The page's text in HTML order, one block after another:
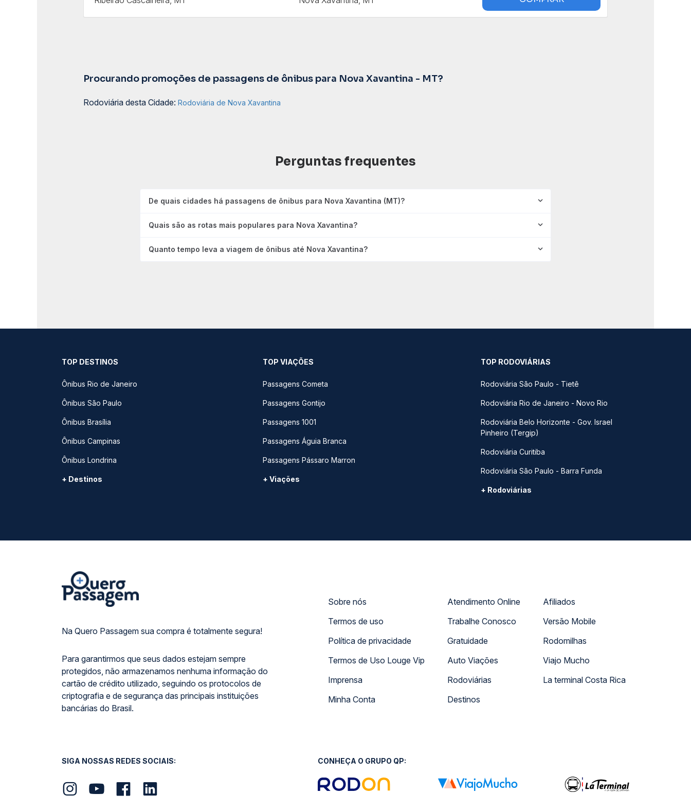
Procurando promoções de passagens de ônibus para Nova Xavantina - MT?
Rodoviária desta Cidade: Rodoviária de Nova Xavantina
Perguntas frequentes
De quais cidades há passagens de ônibus para Nova Xavantina (MT)?
Quais são as rotas mais populares para Nova Xavantina?
Quanto tempo leva a viagem de ônibus até Nova Xavantina?
TOP DESTINOS
Ônibus Rio de Janeiro
Ônibus São Paulo
Ônibus Brasília
Ônibus Campinas
Ônibus Londrina
+ Destinos
TOP VIAÇÕES
Passagens Cometa
Passagens Gontijo
Passagens 1001
Passagens Águia Branca
Passagens Pássaro Marron
+ Viações
TOP RODOVIÁRIAS
Rodoviária São Paulo - Tietê
Rodoviária Rio de Janeiro - Novo Rio
Rodoviária Belo Horizonte - Gov. Israel
Pinheiro (Tergip)
Rodoviária Curitiba
Rodoviária São Paulo - Barra Funda
+ Rodoviárias
Na Quero Passagem sua compra é totalmente segura!
Para garantirmos que seus dados estejam sempre
protegidos, não armazenamos nenhuma informação do
cartão de crédito utilizado, seguindo os protocolos de
criptografia e de segurança das principais instituições
bancárias do Brasil.
Sobre nós
Termos de uso
Política de privacidade
Termos de Uso Louge Vip
Imprensa
Minha Conta
Atendimento Online
Trabalhe Conosco
Gratuidade
Auto Viações
Rodoviárias
Destinos
Afiliados
Versão Mobile
Rodomilhas
Viajo Mucho
La terminal Costa Rica
SIGA NOSSAS REDES SOCIAIS: CONHEÇA O GRUPO QP: